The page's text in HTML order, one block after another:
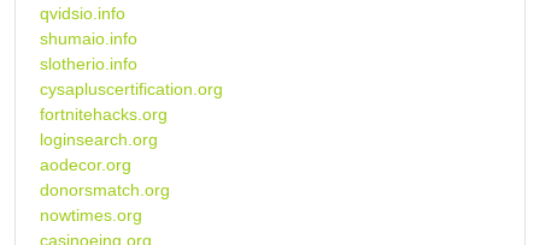
qvidsio.info
shumaio.info
slotherio.info
cysapluscertification.org
fortnitehacks.org
loginsearch.org
aodecor.org
donorsmatch.org
nowtimes.org
casinoeing.org